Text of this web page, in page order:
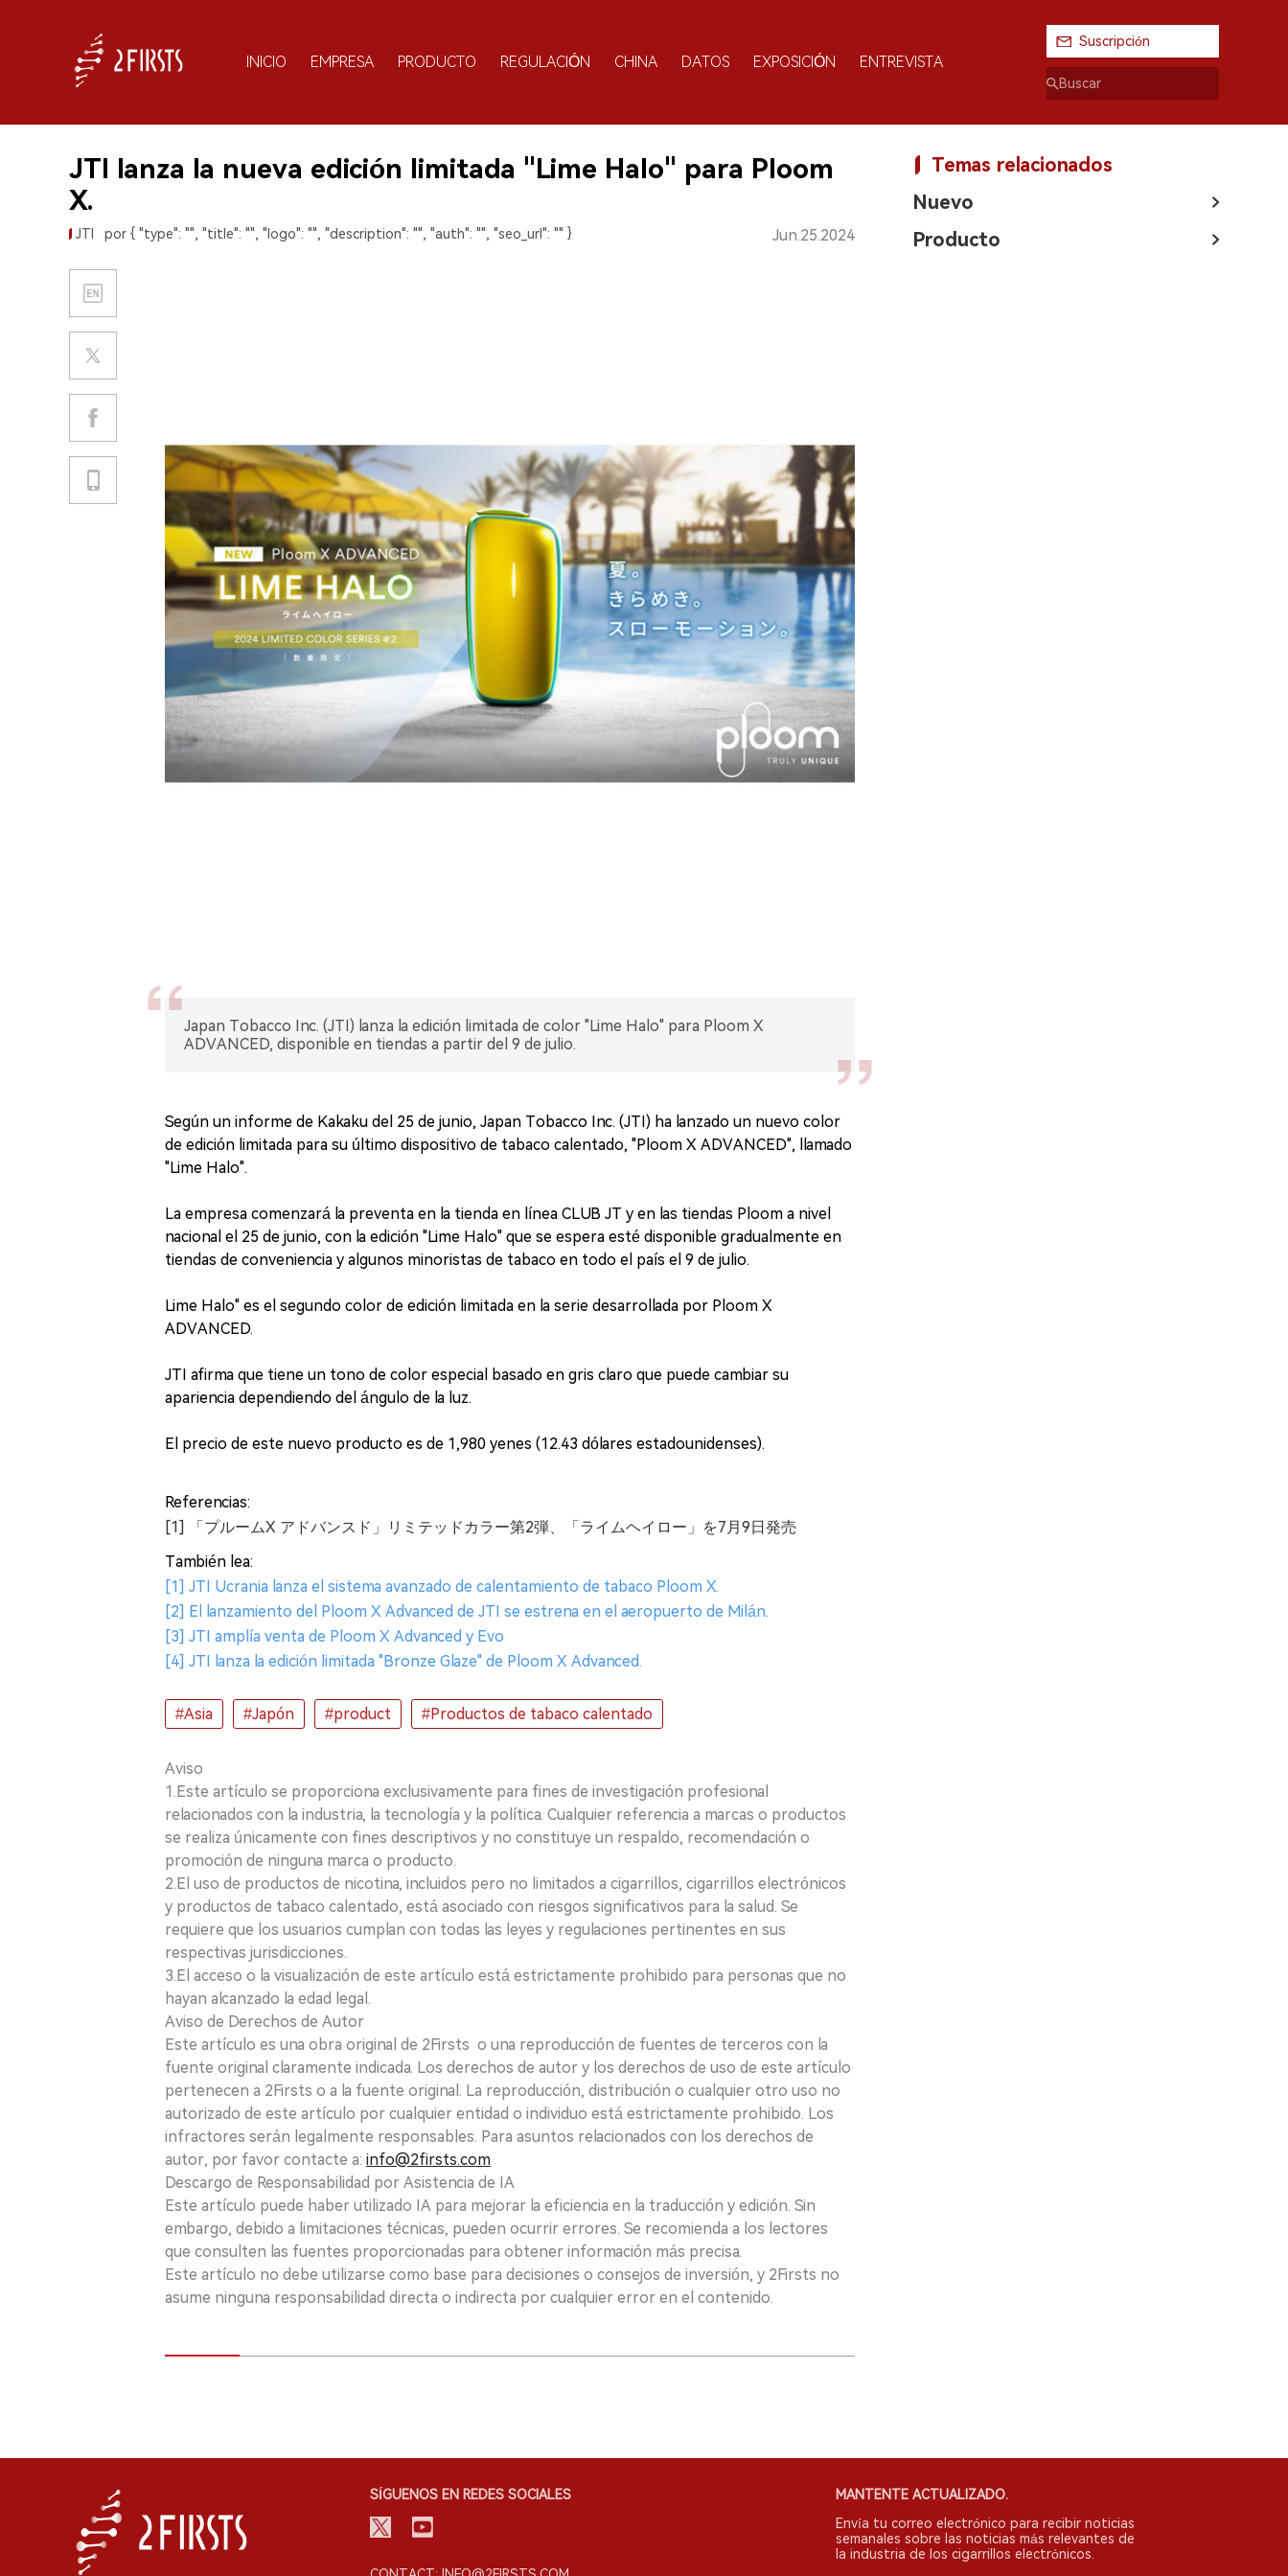
INICIO EMPRESA PRODUCTO REGULACIÓN CHINA DATOS EXPOSICIÓN ENTREVISTA
Suscripción
JTI lanza la nueva edición limitada "Lime Halo" para Ploom
X.
JTI por { "type": "", "title": "", "logo": "", "description": "", "auth": "", "seo_url": "" } Jun.25.2024
Japan Tobacco Inc. (JTI) lanza la edición limitada de color "Lime Halo" para Ploom X
ADVANCED, disponible en tiendas a partir del 9 de julio.
Según un informe de Kakaku del 25 de junio, Japan Tobacco Inc. (JTI) ha lanzado un nuevo color
de edición limitada para su último dispositivo de tabaco calentado, "Ploom X ADVANCED", llamado
"Lime Halo".
La empresa comenzará la preventa en la tienda en línea CLUB JT y en las tiendas Ploom a nivel
nacional el 25 de junio, con la edición "Lime Halo" que se espera esté disponible gradualmente en
tiendas de conveniencia y algunos minoristas de tabaco en todo el país el 9 de julio.
Lime Halo" es el segundo color de edición limitada en la serie desarrollada por Ploom X
ADVANCED.
JTI afirma que tiene un tono de color especial basado en gris claro que puede cambiar su
apariencia dependiendo del ángulo de la luz.
El precio de este nuevo producto es de 1,980 yenes (12.43 dólares estadounidenses).
Referencias:
[1] 「プルームX アドバンスド」リミテッドカラー第2弾、「ライムヘイロー」を7月9日発売
También lea:
[1] JTI Ucrania lanza el sistema avanzado de calentamiento de tabaco Ploom X.
[2] El lanzamiento del Ploom X Advanced de JTI se estrena en el aeropuerto de Milán.
[3] JTI amplía venta de Ploom X Advanced y Evo
[4] JTI lanza la edición limitada "Bronze Glaze" de Ploom X Advanced.
#Asia #Japón #product #Productos de tabaco calentado
Aviso
1.Este artículo se proporciona exclusivamente para fines de investigación profesional
relacionados con la industria, la tecnología y la política. Cualquier referencia a marcas o productos
se realiza únicamente con fines descriptivos y no constituye un respaldo, recomendación o
promoción de ninguna marca o producto.
2.El uso de productos de nicotina, incluidos pero no limitados a cigarrillos, cigarrillos electrónicos
y productos de tabaco calentado, está asociado con riesgos significativos para la salud. Se
requiere que los usuarios cumplan con todas las leyes y regulaciones pertinentes en sus
respectivas jurisdicciones.
3.El acceso o la visualización de este artículo está estrictamente prohibido para personas que no
hayan alcanzado la edad legal.
Aviso de Derechos de Autor
Este artículo es una obra original de 2Firsts o una reproducción de fuentes de terceros con la
fuente original claramente indicada. Los derechos de autor y los derechos de uso de este artículo
pertenecen a 2Firsts o a la fuente original. La reproducción, distribución o cualquier otro uso no
autorizado de este artículo por cualquier entidad o individuo está estrictamente prohibido. Los
infractores serán legalmente responsables. Para asuntos relacionados con los derechos de
autor, por favor contacte a: info@2firsts.com
Descargo de Responsabilidad por Asistencia de IA
Este artículo puede haber utilizado IA para mejorar la eficiencia en la traducción y edición. Sin
embargo, debido a limitaciones técnicas, pueden ocurrir errores. Se recomienda a los lectores
que consulten las fuentes proporcionadas para obtener información más precisa.
Este artículo no debe utilizarse como base para decisiones o consejos de inversión, y 2Firsts no
asume ninguna responsabilidad directa o indirecta por cualquier error en el contenido.
Temas relacionados
Nuevo
Producto
SÍGUENOS EN REDES SOCIALES
MANTENTE ACTUALIZADO.
Envía tu correo electrónico para recibir noticias
semanales sobre las noticias más relevantes de
la industria de los cigarrillos electrónicos.